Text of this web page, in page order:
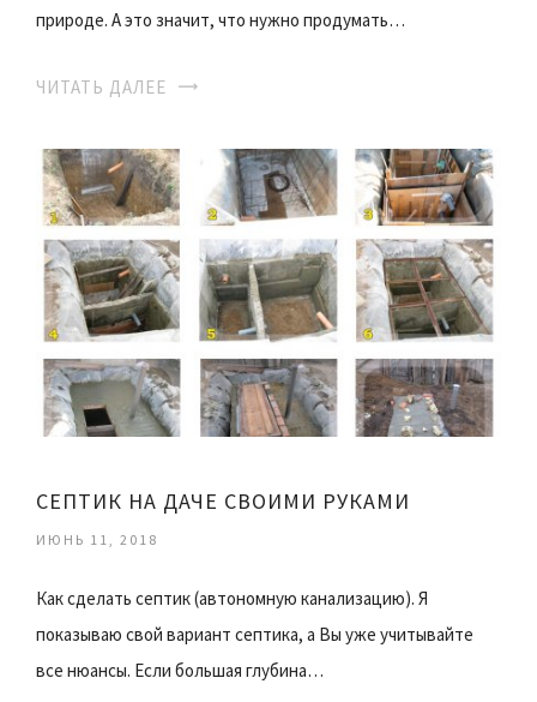
природе. А это значит, что нужно продумать…
ЧИТАТЬ ДАЛЕЕ
СЕПТИК НА ДАЧЕ СВОИМИ РУКАМИ
ИЮНЬ 11, 2018
Как сделать септик (автономную канализацию). Я
показываю свой вариант септика, а Вы уже учитывайте
все нюансы. Если большая глубина…